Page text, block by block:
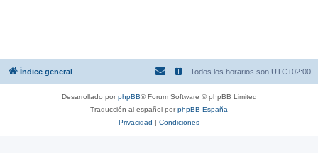
Índice general Todos los horarios son UTC+02:00
Desarrollado porphpBB® Forum Software © phpBB Limited
Traducción al español porphpBB España
Privacidad | Condiciones